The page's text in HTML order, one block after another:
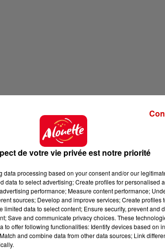
de votre vie privée est notre priorité
data processing based on your consent and/or our
data to select advertising; Create profiles for personalised
performance; Measure content performance;
sources; Develop and improve services; Create profiles
data to select content; Ensure security, prevent and
Save and communicate privacy choices. These
to offer following functionalities: Identify devices based on
and combine data from other data sources; Link